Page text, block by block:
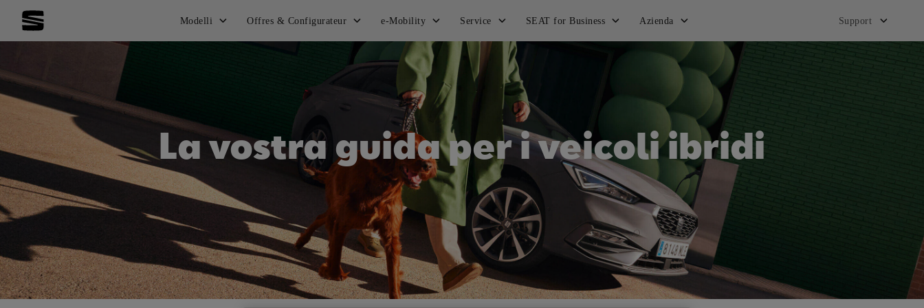
Modelli Offres & Configurateur e-Mobility Service SEAT for Business Azienda Support
La vostra guida per i veicoli ibridi